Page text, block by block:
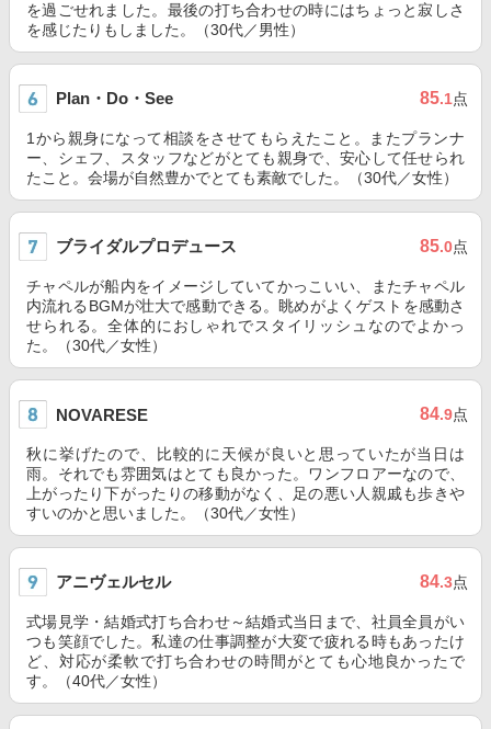
を過ごせれました。最後の打ち合わせの時にはちょっと寂しさ
を感じたりもしました。（30代／男性）
Plan・Do・See 85.1点
1から親身になって相談をさせてもらえたこと。またプランナ
ー、シェフ、スタッフなどがとても親身で、安心して任せられ
たこと。会場が自然豊かでとても素敵でした。（30代／女性）
ブライダルプロデュース 85.0点
チャペルが船内をイメージしていてかっこいい、またチャペル
内流れるBGMが壮大で感動できる。眺めがよくゲストを感動さ
せられる。全体的におしゃれでスタイリッシュなのでよかっ
た。（30代／女性）
NOVARESE 84.9点
秋に挙げたので、比較的に天候が良いと思っていたが当日は
雨。それでも雰囲気はとても良かった。ワンフロアーなので、
上がったり下がったりの移動がなく、足の悪い人親戚も歩きや
すいのかと思いました。（30代／女性）
アニヴェルセル 84.3点
式場見学・結婚式打ち合わせ～結婚式当日まで、社員全員がい
つも笑顔でした。私達の仕事調整が大変で疲れる時もあったけ
ど、対応が柔軟で打ち合わせの時間がとても心地良かったで
す。（40代／女性）